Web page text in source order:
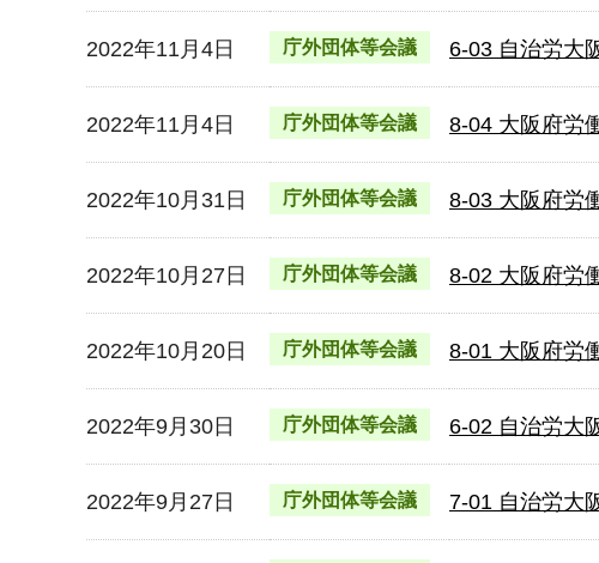
2022年11月4日 庁外団体等会議 6-03 自治労大
2022年11月4日 庁外団体等会議 8-04 大阪府労
2022年10月31日 庁外団体等会議 8-03 大阪府労
2022年10月27日 庁外団体等会議 8-02 大阪府労
2022年10月20日 庁外団体等会議 8-01 大阪府労
2022年9月30日 庁外団体等会議 6-02 自治労大
2022年9月27日 庁外団体等会議 7-01 自治労大